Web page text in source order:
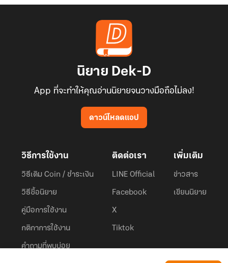
นิยาย Dek-D
App ที่จะทำให้คุณอ่านนิยายจนวางมือถือไม่ลง!
ดาวน์โหลดแอป
วิธีการใช้งาน
วิธีเติม Coin / ชำระเงิน
วิธีซื้อนิยาย
คู่มือการใช้งาน
กติกาการใช้งาน
คำถามที่พบบ่อย
ติดต่อเรา
LINE Official
Facebook
X
Tiktok
เพิ่มเติม
ข่าวสาร
เขียนนิยาย